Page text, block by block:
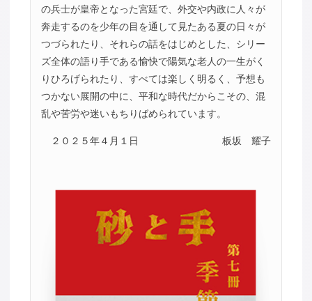
の兵士が皇帝となった宮廷で、外交や内政に人々が
奔走するのを少年の目を通して見たある夏の日々が
つづられたり、それらの話をはじめとした、シリー
ズ全体の語り手である愉快で陽気な老人の一生がく
りひろげられたり、すべては楽しく明るく、予想も
つかない展開の中に、平和な時代だからこその、混
乱や苦労や迷いもちりばめられています。
２０２５年４月１日 板坂 耀子